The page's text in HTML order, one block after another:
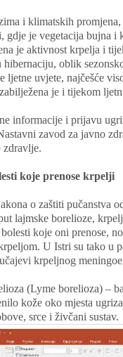
i klimatskih
gdje je vegetacija bujna
je aktivnost krpelja i
hibernaciju, oblik
ljetne uvjete, najčešće
je i tijekom
informacije i prijavu
zavod za javno
zdravlje.
koje prenose krpelji
o zaštiti pučanstva
lajmske borelioze,
koje oni prenose,
U Istri su tako u
krpeljnog
(Lyme borelioza) –
kože oko mjesta
srce i živčani sustav.